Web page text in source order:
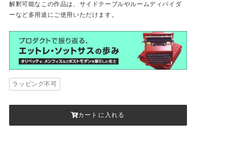
解釈可能なこの作品は、サイドテーブルやルームディバイダ
ーなど多用途にご使用いただけます。
ラッピング不可
カートに入れる